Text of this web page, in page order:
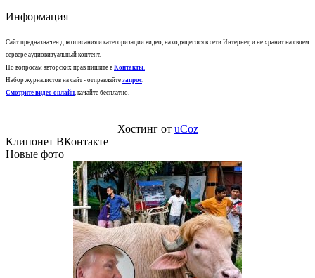
Информация
Сайт предназначен для описания и категоризации видео, находящегося в сети Интернет, и не хранит на своем
сервере аудиовизуальный контент.
По вопросам авторских прав пишите в Контакты.
Набор журналистов на сайт - отправляйте запрос.
Смотрите видео онлайн, качайте бесплатно.
Хостинг от uCoz
Клипонет ВКонтакте
Новые фото